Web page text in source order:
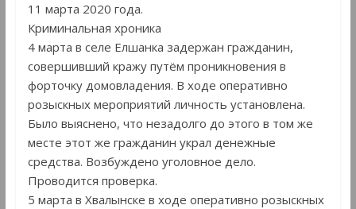
11 марта 2020 года.
Криминальная хроника
4 марта в селе Елшанка задержан гражданин,
совершивший кражу путём проникновения в
форточку домовладения. В ходе оперативно
розыскных мероприятий личность установлена.
Было выяснено, что незадолго до этого в том же
месте этот же гражданин украл денежные
средства. Возбуждено уголовное дело.
Проводится проверка.
5 марта в Хвалынске в ходе оперативно розыскных